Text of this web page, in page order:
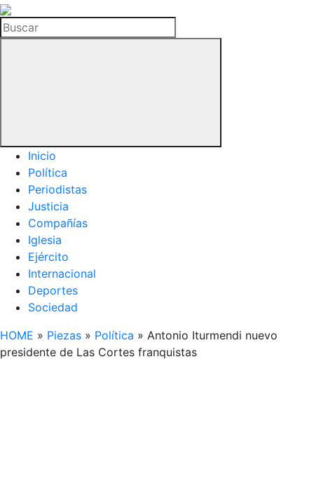
La
Hemeroteca
del
Buscar
Inicio
Política
Periodistas
Justicia
Compañías
Iglesia
Ejército
Internacional
Deportes
Sociedad
HOME » Piezas » Política » Antonio Iturmendi nuevo
presidente de Las Cortes franquistas